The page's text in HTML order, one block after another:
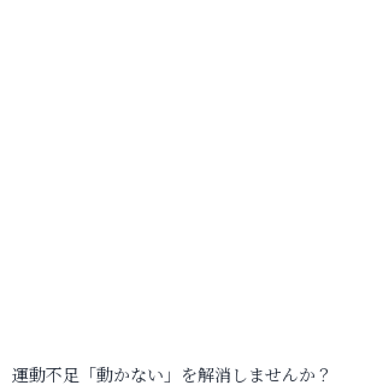
運動不足「動かない」を解消しませんか？